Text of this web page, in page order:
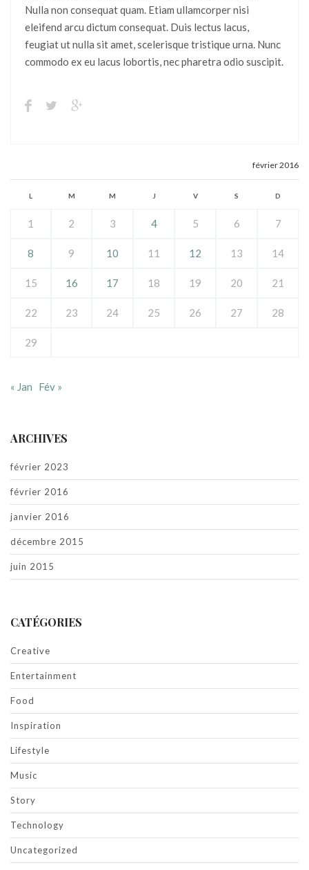
Nulla non consequat quam. Etiam ullamcorper nisi
eleifend arcu dictum consequat. Duis lectus lacus,
feugiat ut nulla sit amet, scelerisque tristique urna. Nunc
commodo ex eu lacus lobortis, nec pharetra odio suscipit.
février 2016
L M M J V S D
1 2 3 4 5 6 7
8 9 10 11 12 13 14
15 16 17 18 19 20 21
22 23 24 25 26 27 28
29
« Jan Fév »
ARCHIVES
février 2023
février 2016
janvier 2016
décembre 2015
juin 2015
CATÉGORIES
Creative
Entertainment
Food
Inspiration
Lifestyle
Music
Story
Technology
Uncategorized